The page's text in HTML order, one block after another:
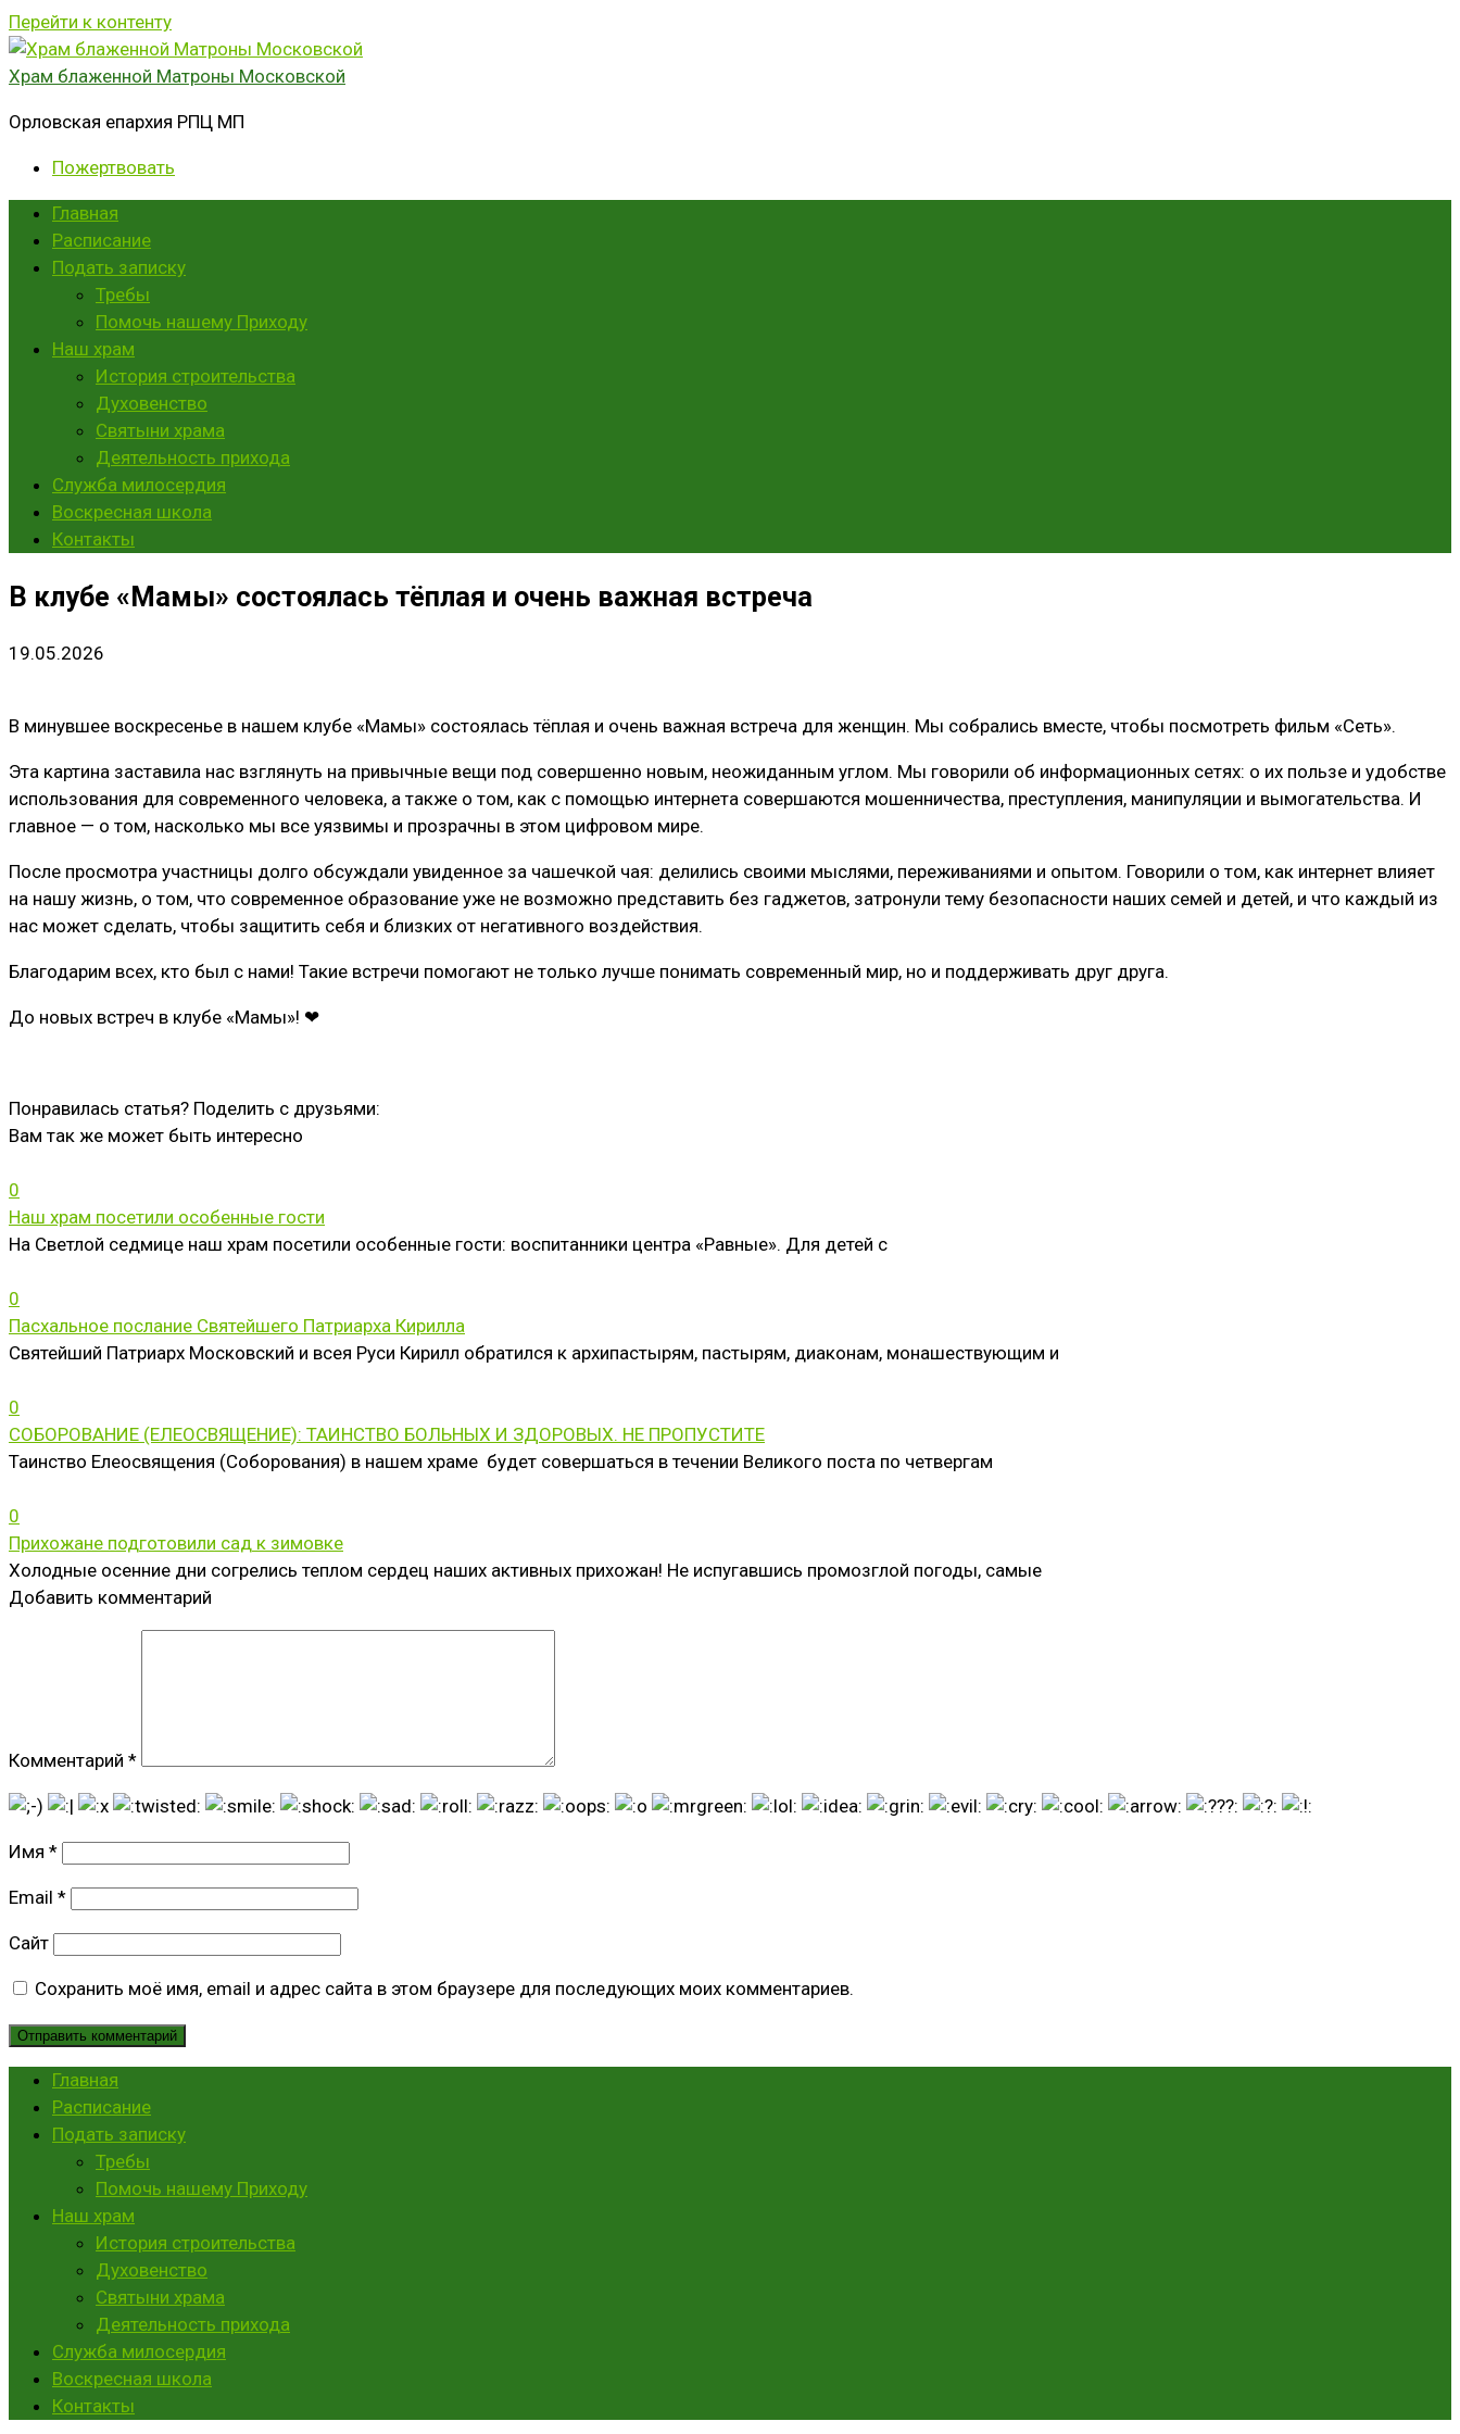
Перейти к контенту
Храм блаженной Матроны Московской
Орловская епархия РПЦ МП
Пожертвовать
Главная
Расписание
Подать записку
Требы
Помочь нашему Приходу
Наш храм
История строительства
Духовенство
Святыни храма
Деятельность прихода
Служба милосердия
Воскресная школа
Контакты
В клубе «Мамы» состоялась тёплая и очень важная встреча
19.05.2026
В минувшее воскресенье в нашем клубе «Мамы» состоялась тёплая и очень важная встреча для женщин. Мы собрались вместе, чтобы посмотреть фильм «Сеть».
Эта картина заставила нас взглянуть на привычные вещи под совершенно новым, неожиданным углом. Мы говорили об информационных сетях: о их пользе и удобстве
использования для современного человека, а также о том, как с помощью интернета совершаются мошенничества, преступления, манипуляции и вымогательства. И
главное — о том, насколько мы все уязвимы и прозрачны в этом цифровом мире.
После просмотра участницы долго обсуждали увиденное за чашечкой чая: делились своими мыслями, переживаниями и опытом. Говорили о том, как интернет влияет
на нашу жизнь, о том, что современное образование уже не возможно представить без гаджетов, затронули тему безопасности наших семей и детей, и что каждый из
нас может сделать, чтобы защитить себя и близких от негативного воздействия.
Благодарим всех, кто был с нами! Такие встречи помогают не только лучше понимать современный мир, но и поддерживать друг друга.
До новых встреч в клубе «Мамы»! ❤
Понравилась статья? Поделить с друзьями:
Вам так же может быть интересно
0
Наш храм посетили особенные гости
На Светлой седмице наш храм посетили особенные гости: воспитанники центра «Равные». Для детей с
0
Пасхальное послание Святейшего Патриарха Кирилла
Святейший Патриарх Московский и всея Руси Кирилл обратился к архипастырям, пастырям, диаконам, монашествующим и
0
СОБОРОВАНИЕ (ЕЛЕОСВЯЩЕНИЕ): ТАИНСТВО БОЛЬНЫХ И ЗДОРОВЫХ. НЕ ПРОПУСТИТЕ
Таинство Елеосвящения (Соборования) в нашем храме будет совершаться в течении Великого поста по четвергам
0
Прихожане подготовили сад к зимовке
Холодные осенние дни согрелись теплом сердец наших активных прихожан! Не испугавшись промозглой погоды, самые
Добавить комментарий
Комментарий *
Имя *
Email *
Сайт
Сохранить моё имя, email и адрес сайта в этом браузере для последующих моих комментариев.
Главная
Расписание
Подать записку
Требы
Помочь нашему Приходу
Наш храм
История строительства
Духовенство
Святыни храма
Деятельность прихода
Служба милосердия
Воскресная школа
Контакты